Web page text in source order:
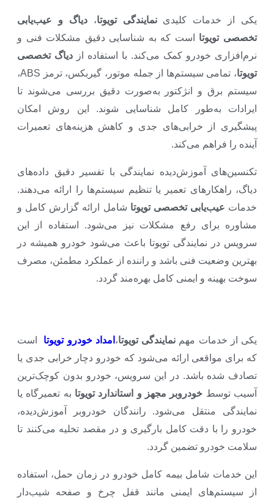
یکی از خدمات کلیدینمایندگی تویوتا،دیاگ و عیب‌یابی
تخصصی تویوتا است که به شناسایی دقیق مشکلات فنی و
نرم‌افزاری خودرو کمک می‌کند. با استفاده از دیاگ تخصصی
تویوتا
، تمامی سیستم‌ها از جمله موتور، گیربکس، ترمز ABS،
سیستم برق و انژکتور به‌صورت دقیق بررسی می‌شوند تا
ایرادات به‌طور کامل شناسایی شوند. این روش امکان
پیشگیری از خرابی‌های جدی و کاهش هزینه‌های تعمیرات
آینده را فراهم می‌کند.
تکنسین‌های آموزش‌دیده نمایندگی با تفسیر دقیق داده‌های
دیاگ، راهکارهای تعمیر یا تنظیم سیستم‌ها را ارائه می‌دهند.
خدمات عیب‌یابی تخصصی تویوتا شامل ارائه گزارش کامل و
مشاوره برای رفع مشکلات نیز می‌شود. استفاده از این
سرویس در نمایندگی تویوتا باعث می‌شود خودرو همیشه در
بهترین وضعیت فنی باشد و راننده از عملکرد مطمئن، مصرف
سوخت بهینه و ایمنی کامل بهره‌مند گردد.
یکی از خدمات مهم نمایندگی تویوتا، امداد خودرو تویوتا است
که برای مواقعی ارائه می‌شود که خودرو دچار خرابی جدی یا
تصادف شده باشد. در این سرویس، خودرو بدون کوچک‌ترین
آسیب توسط خودروبر مجهز و استاندارد تویوتا به تعمیرگاه یا
نمایندگی منتقل می‌شود. رانندگان خودروبر آموزش‌دیده،
خودرو را با دقت کامل بارگیری و در مقصد تخلیه می‌کنند تا
سلامت خودرو تضمین گردد.
این خدمات شامل بیمه کامل خودرو در زمان حمل، استفاده
از سیستم‌های ایمنی مانند قفل چرخ و صفحه شیب‌دار